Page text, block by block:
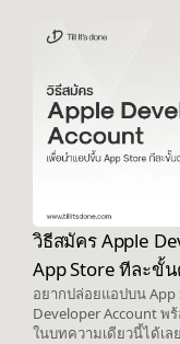
วิธีสมัคร Apple
App Store ทีละขั้
อยากปล่อยแอปบน
Developer Account พ
ในบทความเดียวนี้ได้เลย